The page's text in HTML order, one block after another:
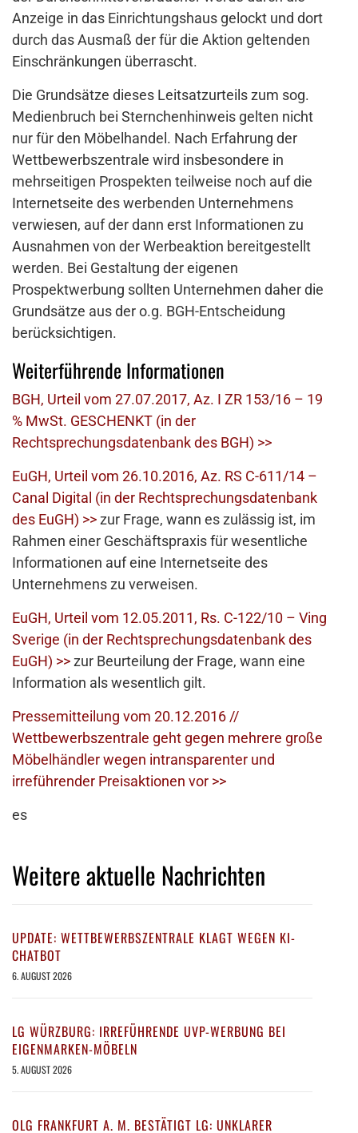
Anzeige in das Einrichtungshaus gelockt und dort
durch das Ausmaß der für die Aktion geltenden
Einschränkungen überrascht.
Die Grundsätze dieses Leitsatzurteils zum sog.
Medienbruch bei Sternchenhinweis gelten nicht
nur für den Möbelhandel. Nach Erfahrung der
Wettbewerbszentrale wird insbesondere in
mehrseitigen Prospekten teilweise noch auf die
Internetseite des werbenden Unternehmens
verwiesen, auf der dann erst Informationen zu
Ausnahmen von der Werbeaktion bereitgestellt
werden. Bei Gestaltung der eigenen
Prospektwerbung sollten Unternehmen daher die
Grundsätze aus der o.g. BGH-Entscheidung
berücksichtigen.
Weiterführende Informationen
BGH, Urteil vom 27.07.2017, Az. I ZR 153/16 – 19
% MwSt. GESCHENKT (in der
Rechtsprechungsdatenbank des BGH) >>
EuGH, Urteil vom 26.10.2016, Az. RS C-611/14 –
Canal Digital (in der Rechtsprechungsdatenbank
des EuGH) >>zur Frage, wann es zulässig ist, im
Rahmen einer Geschäftspraxis für wesentliche
Informationen auf eine Internetseite des
Unternehmens zu verweisen.
EuGH, Urteil vom 12.05.2011, Rs. C-122/10 – Ving
Sverige (in der Rechtsprechungsdatenbank des
EuGH) >>zur Beurteilung der Frage, wann eine
Information als wesentlich gilt.
Pressemitteilung vom 20.12.2016 //
Wettbewerbszentrale geht gegen mehrere große
Möbelhändler wegen intransparenter und
irreführender Preisaktionen vor >>
es
Weitere aktuelle Nachrichten
UPDATE: WETTBEWERBSZENTRALE KLAGT WEGEN KI-
CHATBOT
6. AUGUST 2026
LG WÜRZBURG: IRREFÜHRENDE UVP-WERBUNG BEI
EIGENMARKEN-MÖBELN
5. AUGUST 2026
OLG FRANKFURT A. M. BESTÄTIGT LG: UNKLARER